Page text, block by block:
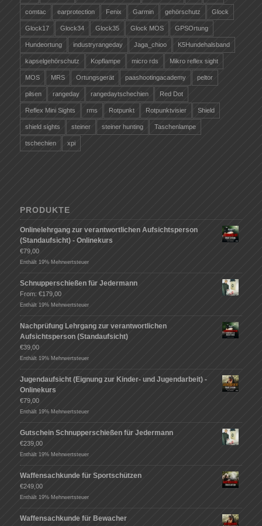
comtac earprotection Fenix Garmin gehörschutz Glock
Glock17 Glock34 Glock35 Glock MOS GPSOrtung
Hundeortung industryrangeday Jaga_chioo K5Hundehalsband
kapselgehörschutz Kopflampe micro rds Mikro reflex sight
MOS MRS Ortungsgerät paashootingacademy peltor
pilsen rangeday rangedaytschechien Red Dot
Reflex Mini Sights rms Rotpunkt Rotpunktvisier Shield
shield sights steiner steiner hunting Taschenlampe
tschechien xpi
PRODUKTE
Onlinelehrgang zur verantwortlichen Aufsichtsperson
(Standaufsicht) - Onlinekurs
€79,00
Enthält 19% Mehrwertsteuer
Schnupperschießen für Jedermann
From: €179,00
Enthält 19% Mehrwertsteuer
Nachprüfung Lehrgang zur verantwortlichen
Aufsichtsperson (Standaufsicht)
€39,00
Enthält 19% Mehrwertsteuer
Jugendaufsicht (Eignung zur Kinder- und Jugendarbeit) -
Onlinekurs
€79,00
Enthält 19% Mehrwertsteuer
Gutschein Schnupperschießen für Jedermann
€239,00
Enthält 19% Mehrwertsteuer
Waffensachkunde für Sportschützen
€249,00
Enthält 19% Mehrwertsteuer
Waffensachkunde für Bewacher